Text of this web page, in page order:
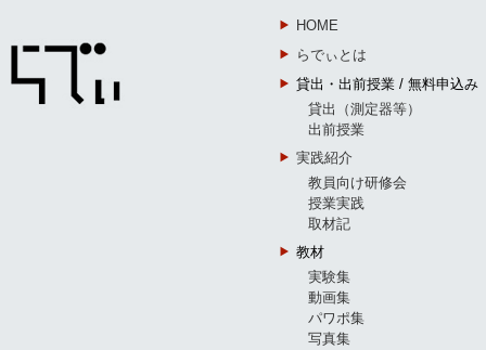
HOME
らでぃとは
貸出・出前授業 / 無料申込み
貸出（測定器等）
出前授業
実践紹介
教員向け研修会
授業実践
取材記
教材
実験集
動画集
パワポ集
写真集